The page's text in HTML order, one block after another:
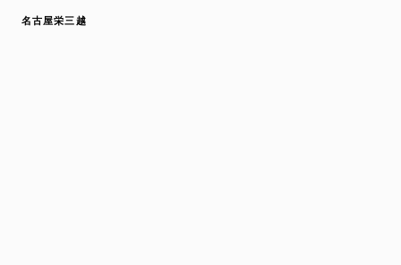
名古屋栄三越